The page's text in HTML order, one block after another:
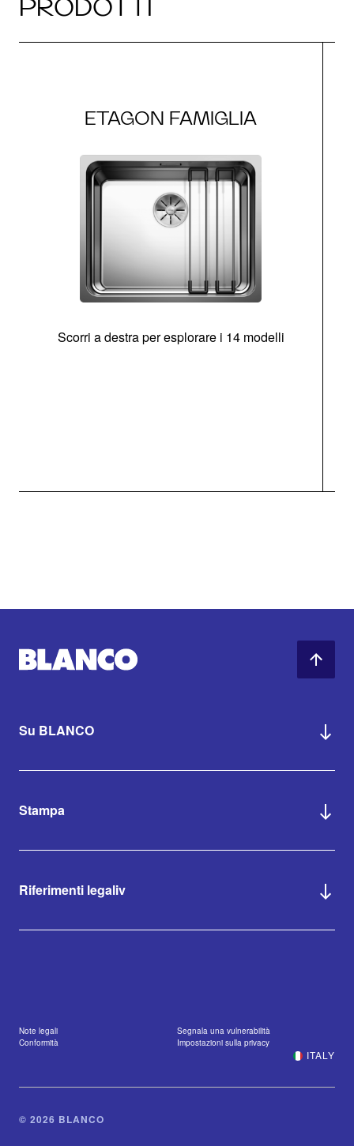
PRODOTTI
ETAGON FAMIGLIA
Scorri a destra per esplorare i 14 modelli
Su BLANCO
Stampa
Riferimenti legaliv
Note legali
Segnala una vulnerabilità
Conformità
Impostazioni sulla privacy
ITALY
© 2026 BLANCO